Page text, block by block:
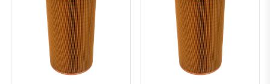
Быстрый просмотрДобавить к сравнению
Добавить в избранное Быстрый просмотрДобавить к сравнению
Добавить в избранное